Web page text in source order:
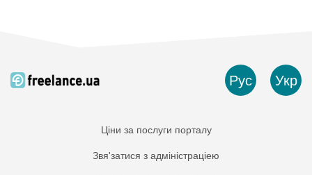
Рус Укр
Ціни за послуги порталу
Звя'затися з адміністраціею